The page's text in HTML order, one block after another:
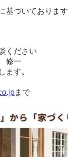
基づいておりま
ください
修一
ます。
まで